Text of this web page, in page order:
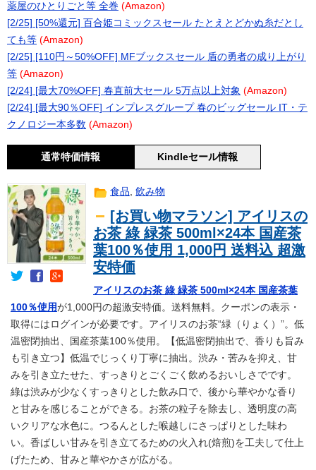
薬屋のひとりごと等 全巻 (Amazon)
[2/25] [50%還元] 百合姫コミックスセール たとえとどかぬ糸だとし
ても等 (Amazon)
[2/25] [110円～50%OFF] MFブックスセール 盾の勇者の成り上がり
等 (Amazon)
[2/24] [最大70%OFF] 春直前大セール 5万点以上対象 (Amazon)
[2/24] [最大90％OFF] インプレスグループ 春のビッグセール IT・テ
クノロジー本多数 (Amazon)
通常特価情報 Kindleセール情報
食品, 飲み物
[お買い物マラソン] アイリスの
お茶 綠 緑茶 500ml×24本 国産茶
葉100％使用 1,000円 送料込 超激
安特価
アイリスのお茶 綠 緑茶 500ml×24本 国産茶葉
100％使用が1,000円の超激安特価。送料無料。クーポンの表示・
取得にはログインが必要です。アイリスのお茶“緑（りょく）”。低
温密閉抽出、国産茶葉100％使用。【低温密閉抽出で、香りも旨み
も引き立つ】低温でじっくり丁寧に抽出。渋み・苦みを抑え、甘
みを引き立たせた、すっきりとごくごく飲めるおいしさでです。
綠は渋みが少なくすっきりとした飲み口で、後から華やかな香り
と甘みを感じることができる。お茶の粒子を除去し、透明度の高
いクリアな水色に。つるんとした喉越しにさっぱりとした味わ
い。香ばしい甘みを引き立てるための火入れ(焙煎)を工夫して仕上
げたため、甘みと華やかさが広がる。